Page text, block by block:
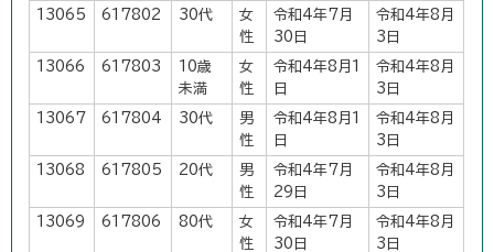
13065 617802 30代
女
性
令和4年7月
30日
令和4年8月
3日
13066 617803
10歳
未満
女
性
令和4年8月1
日
令和4年8月
3日
13067 617804 30代
男
性
令和4年8月1
日
令和4年8月
3日
13068 617805 20代
男
性
令和4年7月
29日
令和4年8月
3日
13069 617806 80代
女
性
令和4年7月
30日
令和4年8月
3日